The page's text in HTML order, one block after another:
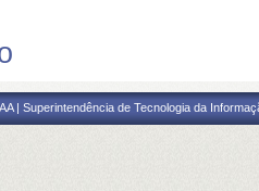
| Superintendência de Tecnologia da